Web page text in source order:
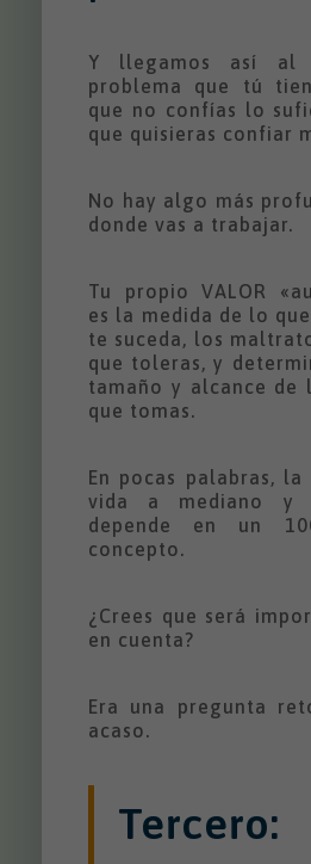
Y llegamos así al
problema que tú
que no confías lo
que quisieras confiar
No hay algo más
donde vas a trabajar.
Tu propio VALOR
es la medida de lo
te suceda, los
que toleras, y
tamaño y alcance de
que tomas.
En pocas palabras,
vida a mediano y
depende en un
concepto.
¿Crees que será
en cuenta?
Era una pregunta
acaso.